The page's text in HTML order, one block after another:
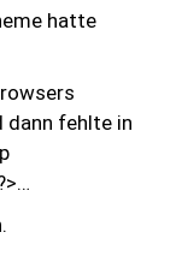
hatte
dann fehlte in
…